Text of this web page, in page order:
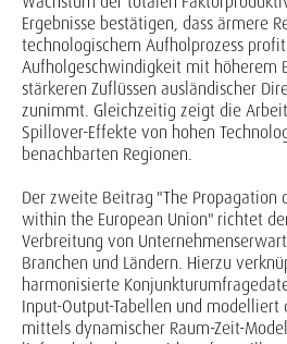
Ergebnisse bestätigen, dass ärmere
technologischem Aufholprozess
Aufholgeschwindigkeit mit höherem
stärkeren Zuflüssen ausländischer
zunimmt. Gleichzeitig zeigt die
Spillover-Effekte von hohen
benachbarten Regionen.
Der zweite Beitrag "The Propagation
within the European Union" richtet
Verbreitung von
Branchen und Ländern. Hierzu
harmonisierte
Input-Output-Tabellen und modelliert
mittels dynamischer Raum-Zeit-